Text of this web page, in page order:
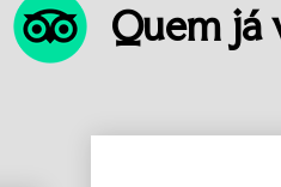
Quem já